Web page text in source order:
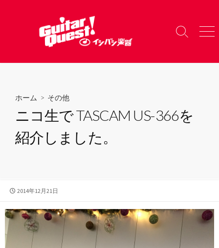
へ
検
り
メ
ー
ホーム > その他
ニコ生で TASCAM US-366を
紹介しました。
公
日
2014年12月21日